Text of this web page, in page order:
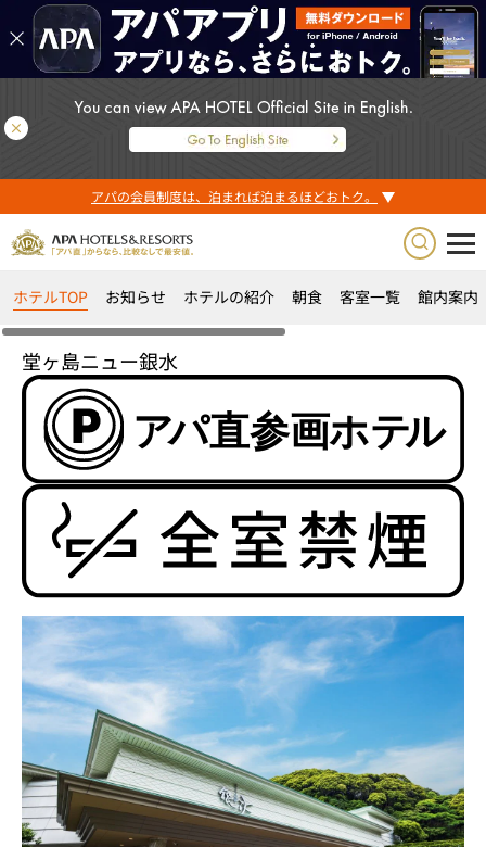
アパの会員制度は、泊まれば泊まるほどおトク。
ホテルTOP お知らせ ホテルの紹介 朝食 客室一覧 館内案内
堂ヶ島ニュー銀水